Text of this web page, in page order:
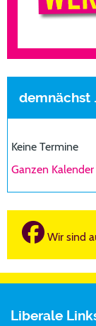
demnächst
Keine Termine
Ganzen
Wir sind
Liberale